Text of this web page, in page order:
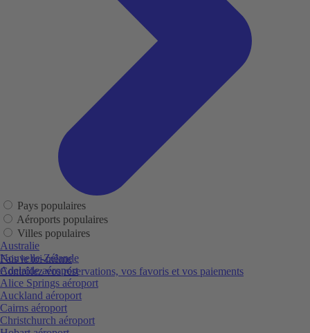
Fais le toi-même
Contrôlez vos réservations, vos favoris et vos paiements
Pays populaires
Aéroports populaires
Villes populaires
Australie
Nouvelle-Zélande
Adelaide aéroport
Alice Springs aéroport
Auckland aéroport
Cairns aéroport
Christchurch aéroport